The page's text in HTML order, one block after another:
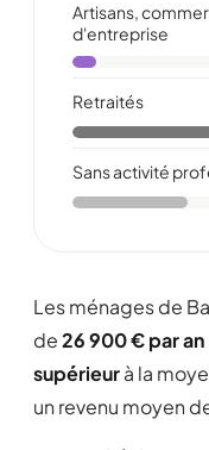
Artisans,
d'entreprise
Retraités
Sans activité
Les ménages de
de26 900 € par an
supérieurà la
un revenu moyen